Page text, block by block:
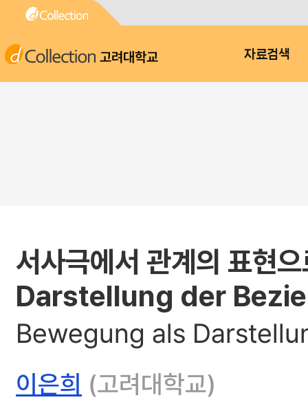
고려대학교 자료검색
서사극에서 관계의 표현
Darstellung der
Bewegung als
이은희 (고려대학교)